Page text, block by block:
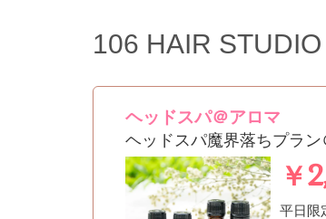
106 HAIR STUDIO
ヘッドスパ＠アロマ
ヘッドスパ魔界落ちプラン
￥
平日限